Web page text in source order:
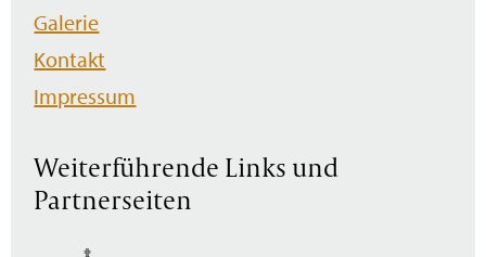
Galerie
Kontakt
Impressum
Weiterführende Links und
Partnerseiten